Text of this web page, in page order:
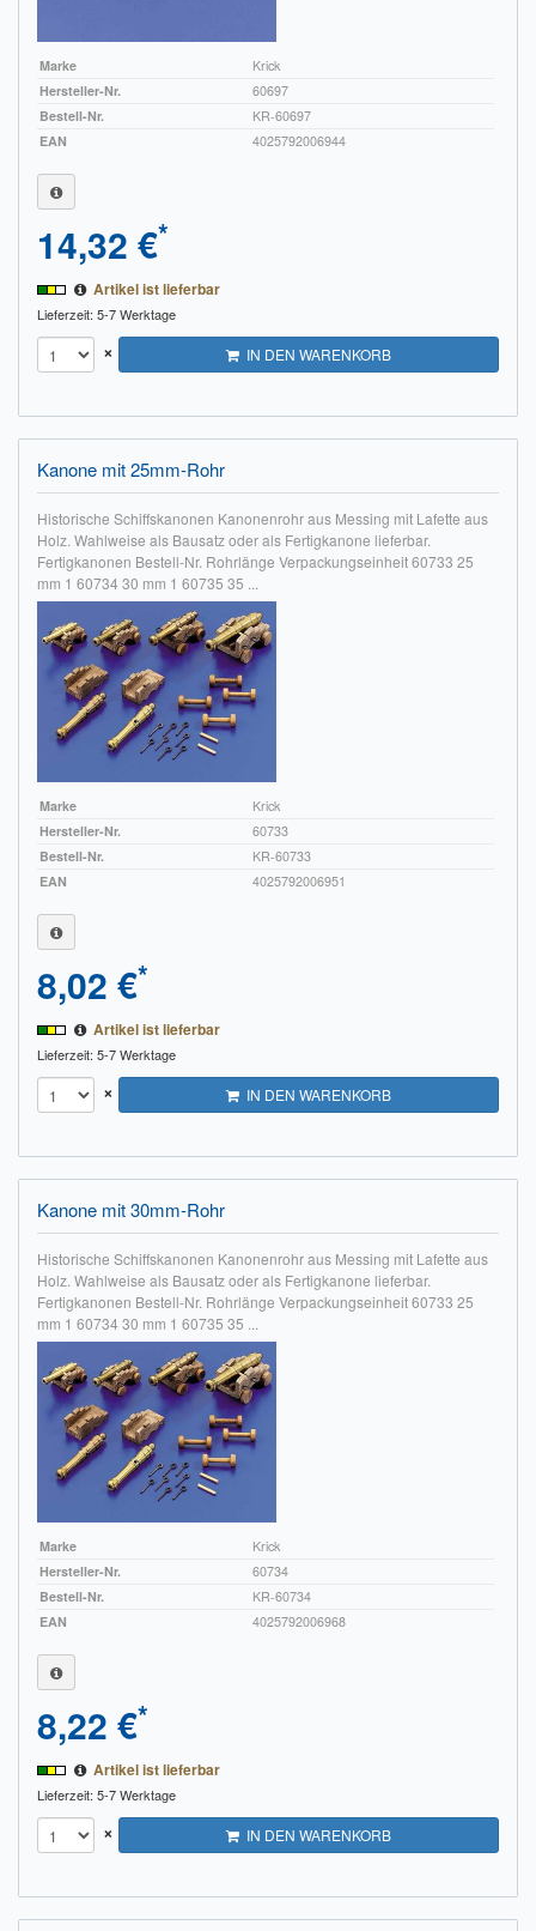
Marke
Krick
Hersteller-Nr.
60697
Bestell-Nr.
KR-60697
EAN
4025792006944
14,32 €*
Artikel ist lieferbar
Lieferzeit: 5-7 Werktage
× IN DEN WARENKORB
Kanone mit 25mm-Rohr
Historische Schiffskanonen Kanonenrohr aus Messing mit Lafette aus
Holz. Wahlweise als Bausatz oder als Fertigkanone lieferbar.
Fertigkanonen Bestell-Nr. Rohrlänge Verpackungseinheit 60733 25
mm 1 60734 30 mm 1 60735 35 ...
Marke
Krick
Hersteller-Nr.
60733
Bestell-Nr.
KR-60733
EAN
4025792006951
8,02 €*
Artikel ist lieferbar
Lieferzeit: 5-7 Werktage
× IN DEN WARENKORB
Kanone mit 30mm-Rohr
Historische Schiffskanonen Kanonenrohr aus Messing mit Lafette aus
Holz. Wahlweise als Bausatz oder als Fertigkanone lieferbar.
Fertigkanonen Bestell-Nr. Rohrlänge Verpackungseinheit 60733 25
mm 1 60734 30 mm 1 60735 35 ...
Marke
Krick
Hersteller-Nr.
60734
Bestell-Nr.
KR-60734
EAN
4025792006968
8,22 €*
Artikel ist lieferbar
Lieferzeit: 5-7 Werktage
× IN DEN WARENKORB